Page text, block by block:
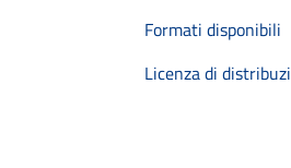
Formati disponibili
Licenza di